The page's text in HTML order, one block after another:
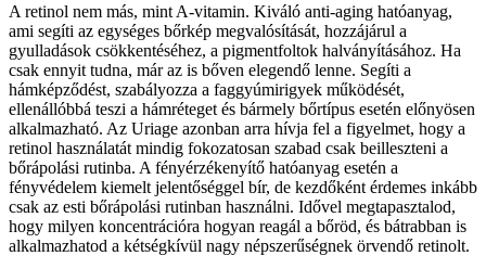
A retinol nem más, mint A-vitamin. Kiváló anti-aging hatóanyag,
ami segíti az egységes bőrkép megvalósítását, hozzájárul a
gyulladások csökkentéséhez, a pigmentfoltok halványításához. Ha
csak ennyit tudna, már az is bőven elegendő lenne. Segíti a
hámképződést, szabályozza a faggyúmirigyek működését,
ellenállóbbá teszi a hámréteget és bármely bőrtípus esetén előnyösen
alkalmazható. Az Uriage azonban arra hívja fel a figyelmet, hogy a
retinol használatát mindig fokozatosan szabad csak beilleszteni a
bőrápolási rutinba. A fényérzékenyítő hatóanyag esetén a
fényvédelem kiemelt jelentőséggel bír, de kezdőként érdemes inkább
csak az esti bőrápolási rutinban használni. Idővel megtapasztalod,
hogy milyen koncentrációra hogyan reagál a bőröd, és bátrabban is
alkalmazhatod a kétségkívül nagy népszerűségnek örvendő retinolt.